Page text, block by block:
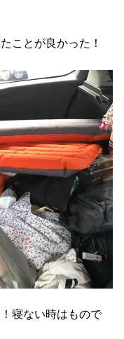
ことが良かった！
寝ない時はもので